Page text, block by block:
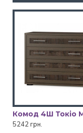
5242 грн.